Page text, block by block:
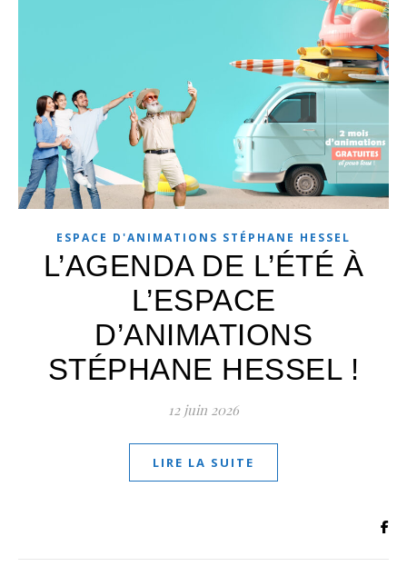
ESPACE D'ANIMATIONS STÉPHANE HESSEL
L’AGENDA DE L’ÉTÉ À
L’ESPACE
D’ANIMATIONS
STÉPHANE HESSEL !
12 juin 2026
LIRE LA SUITE